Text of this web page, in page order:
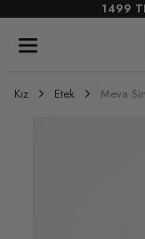
1499
Kız Etek Meva